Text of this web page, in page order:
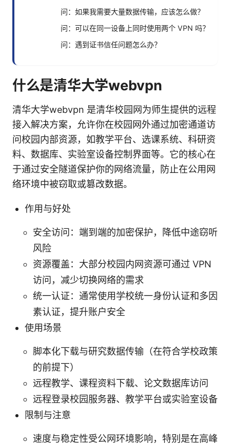
问：如果我需要大量数据传输，应该怎么做？
问：可以在同一设备上同时使用两个 VPN 吗？
问：遇到证书信任问题怎么办？
什么是清华大学webvpn
清华大学webvpn 是清华校园网为师生提供的远程
接入解决方案，允许你在校园网外通过加密通道访
问校园内部资源，如教学平台、选课系统、科研资
料、数据库、实验室设备控制界面等。它的核心在
于通过安全隧道保护你的网络流量，防止在公用网
络环境中被窃取或篡改数据。
作用与好处
安全访问：端到端的加密保护，降低中途窃听
风险
资源覆盖：大部分校园内网资源可通过 VPN
访问，减少切换网络的需求
统一认证：通常使用学校统一身份认证和多因
素认证，提升账户安全
使用场景
脚本化下载与研究数据传输（在符合学校政策
的前提下）
远程教学、课程资料下载、论文数据库访问
远程登录校园服务器、教学平台或实验室设备
限制与注意
速度与稳定性受公网环境影响，特别是在高峰